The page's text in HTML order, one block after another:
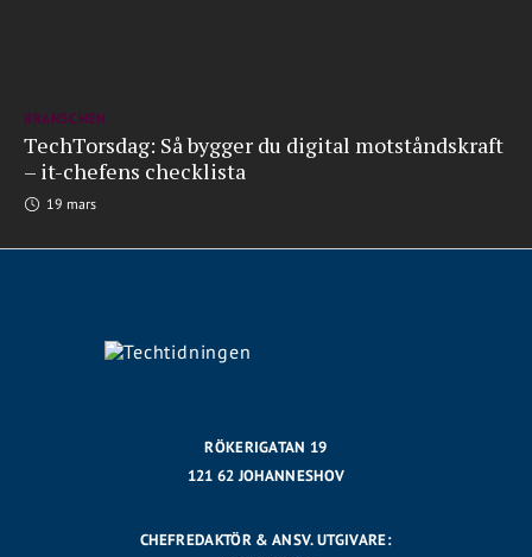
BRANSCHEN
TechTorsdag: Så bygger du digital motståndskraft
– it-chefens checklista
19 mars
RÖKERIGATAN 19
121 62 JOHANNESHOV
CHEFREDAKTÖR & ANSV. UTGIVARE: